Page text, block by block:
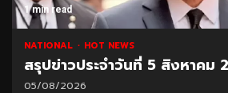
1 min read
NATIONAL HOT NEWS
สรุปข่าวประจำวันที่ 5 สิงหาคม
05/08/2026